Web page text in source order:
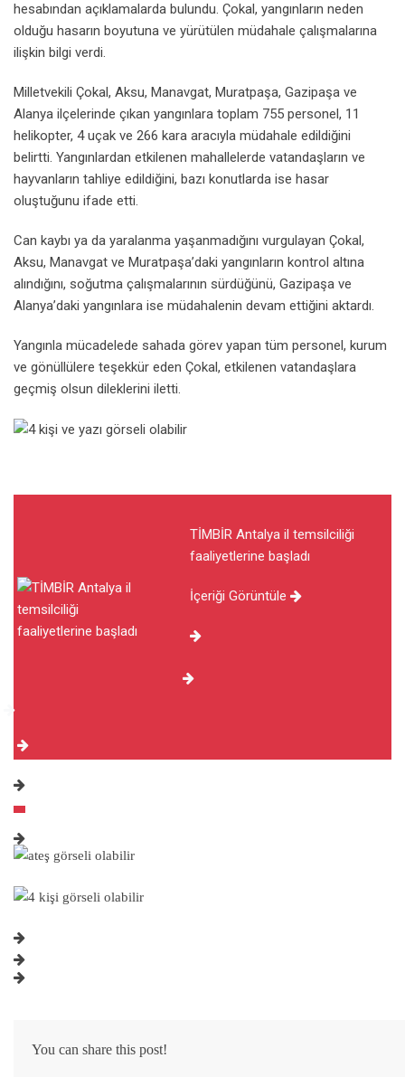
hesabından açıklamalarda bulundu. Çokal, yangınların neden
olduğu hasarın boyutuna ve yürütülen müdahale çalışmalarına
ilişkin bilgi verdi.
Milletvekili Çokal, Aksu, Manavgat, Muratpaşa, Gazipaşa ve
Alanya ilçelerinde çıkan yangınlara toplam 755 personel, 11
helikopter, 4 uçak ve 266 kara aracıyla müdahale edildiğini
belirtti. Yangınlardan etkilenen mahallelerde vatandaşların ve
hayvanların tahliye edildiğini, bazı konutlarda ise hasar
oluştuğunu ifade etti.
Can kaybı ya da yaralanma yaşanmadığını vurgulayan Çokal,
Aksu, Manavgat ve Muratpaşa’daki yangınların kontrol altına
alındığını, soğutma çalışmalarının sürdüğünü, Gazipaşa ve
Alanya’daki yangınlara ise müdahalenin devam ettiğini aktardı.
Yangınla mücadelede sahada görev yapan tüm personel, kurum
ve gönüllülere teşekkür eden Çokal, etkilenen vatandaşlara
geçmiş olsun dileklerini iletti.
TİMBİR Antalya il temsilciliği
faaliyetlerine başladı
İçeriği Görüntüle
You can share this post!